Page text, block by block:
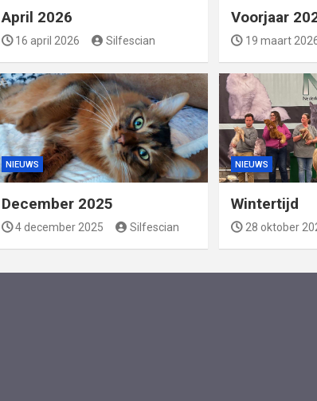
April 2026
16 april 2026 Silfescian
Voorjaar
19 maart
NIEUWS
December 2025
4 december 2025 Silfescian
NIEUWS
Wintertijd
28 oktober